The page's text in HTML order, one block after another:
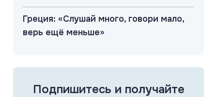
Греция: «Слушай много, говори мало,
верь ещё меньше»
Подпишитесь и получайте